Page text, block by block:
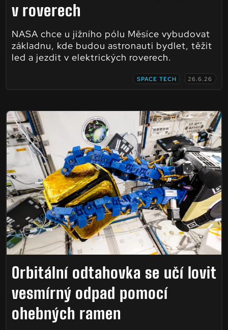
v roverech
NASA chce u jižního pólu Měsíce vybudovat
základnu, kde budou astronauti bydlet, těžit
led a jezdit v elektrických roverech.
SPACE TECH 26.6.26
Orbitální odtahovka se učí lovit
vesmírný odpad pomocí
ohebných ramen